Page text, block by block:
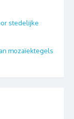
stedelijke
mozaïektegels